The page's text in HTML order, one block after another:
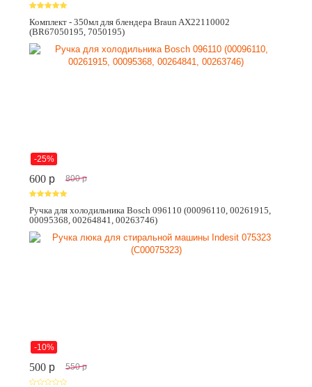
Комплект - 350мл для блендера Braun AX22110002
(BR67050195, 7050195)
-25%
600 p 800 p
Ручка для холодильника Bosch 096110 (00096110, 00261915,
00095368, 00264841, 00263746)
-10%
500 p 550 p